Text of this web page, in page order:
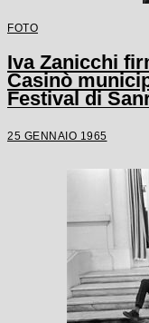
FOTO
Iva Zanicchi
Casinò
Festival di
25 GENNAIO 1965